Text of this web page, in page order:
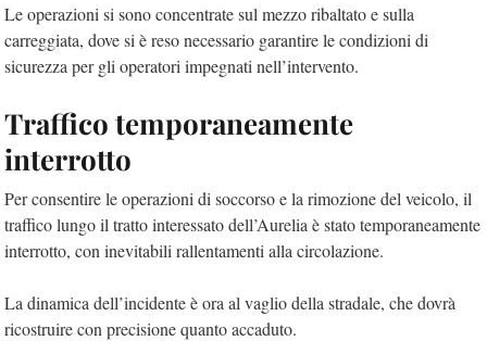
Le operazioni si sono concentrate sul mezzo ribaltato e sulla
carreggiata, dove si è reso necessario garantire le condizioni di
sicurezza per gli operatori impegnati nell’intervento.
Traffico temporaneamente
interrotto
Per consentire le operazioni di soccorso e la rimozione del veicolo, il
traffico lungo il tratto interessato dell’Aurelia è stato temporaneamente
interrotto, con inevitabili rallentamenti alla circolazione.
La dinamica dell’incidente è ora al vaglio della stradale, che dovrà
ricostruire con precisione quanto accaduto.